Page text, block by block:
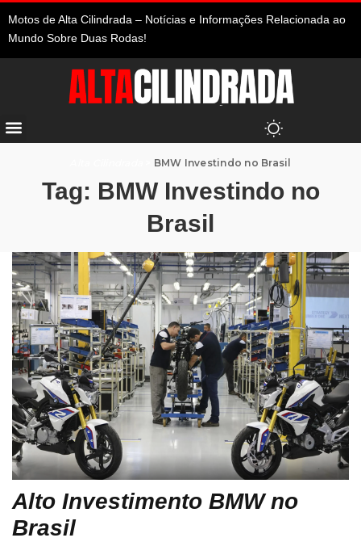
Motos de Alta Cilindrada – Notícias e Informações Relacionada ao
Mundo Sobre Duas Rodas!
BMW Investindo no Brasil
Tag: BMW Investindo no
Brasil
Alto Investimento BMW no
Brasil